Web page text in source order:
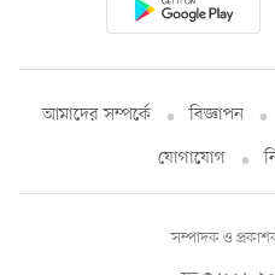
আমাদের সম্পর্কে বিজ্ঞাপন
যোগাযোগ
সম্পাদক ও